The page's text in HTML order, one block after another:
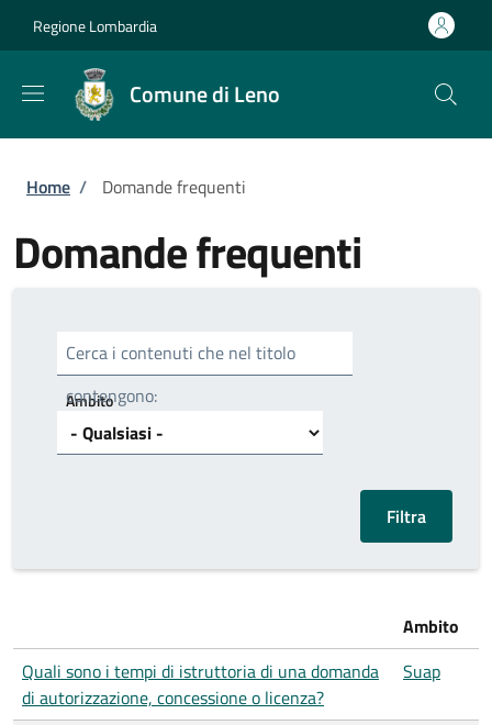
Regione Lombardia
Comune di Leno
Briciole di pane
Home / Domande frequenti
Domande frequenti
Cerca i contenuti che nel titolo
contengono:
Ambito
Ambito
Quali sono i tempi di istruttoria di una domanda
di autorizzazione, concessione o licenza?
Suap